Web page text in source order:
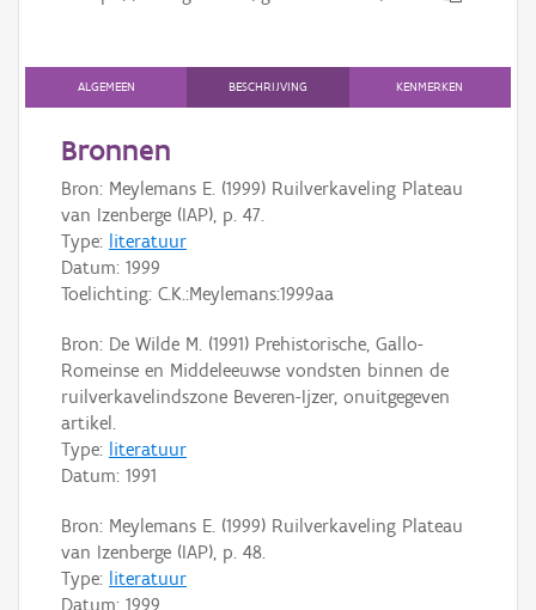
Persoon of collectief
Downloads
Hergebruik
Aanmelden
ALGEMEEN BESCHRIJVING KENMERKEN
Bronnen
Bron: Meylemans E. (1999) Ruilverkaveling Plateau
van Izenberge (IAP), p. 47.
Type: literatuur
Datum: 1999
Toelichting: C.K.:Meylemans:1999aa
Bron: De Wilde M. (1991) Prehistorische, Gallo-
Romeinse en Middeleeuwse vondsten binnen de
ruilverkavelindszone Beveren-Ijzer, onuitgegeven
artikel.
Type: literatuur
Datum: 1991
Bron: Meylemans E. (1999) Ruilverkaveling Plateau
van Izenberge (IAP), p. 48.
Type: literatuur
Datum: 1999